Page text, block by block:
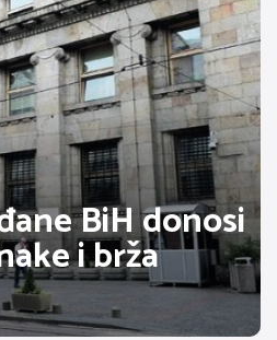
BiH donosi
i brža